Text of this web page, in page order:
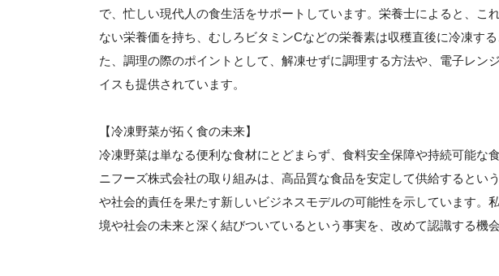
で、忙しい現代人の食生活をサポートしています。栄養士によると、こ
ない栄養価を持ち、むしろビタミンCなどの栄養素は収穫直後に冷凍す
た、調理の際のポイントとして、解凍せずに調理する方法や、電子レン
イスも提供されています。
【冷凍野菜が拓く食の未来】
冷凍野菜は単なる便利な食材にとどまらず、食料安全保障や持続可能な
ニフーズ株式会社の取り組みは、高品質な食品を安定して供給するとい
や社会的責任を果たす新しいビジネスモデルの可能性を示しています。
境や社会の未来と深く結びついているという事実を、改めて認識する機